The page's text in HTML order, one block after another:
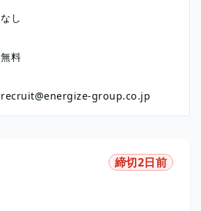
なし
無料
recruit@energize-group.co.jp
締切2日前